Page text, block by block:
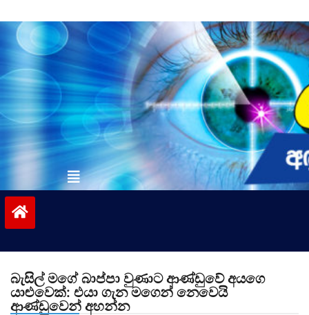
to
contentvinivida.lk
බැසිල් මගේ බාප්පා වුණාට ආණ්ඩුවේ අයගෙ
යාළුවෙක්: එයා ගැන මගෙන් නෙවෙයි
ආණ්ඩුවෙන් අහන්න